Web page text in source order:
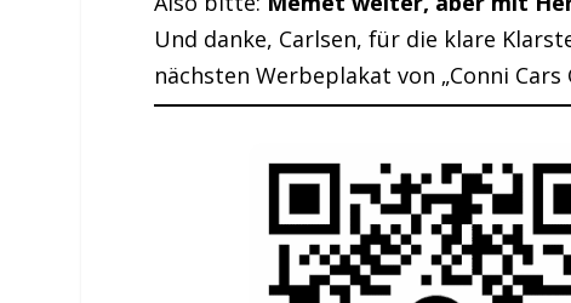
Und danke, Carlsen, für die klare
nächsten Werbeplakat von „Conni Cars